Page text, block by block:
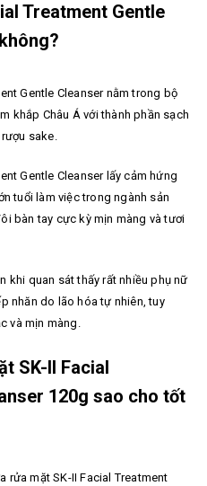
Treatment Gentle
Gentle Cleanser nằm trong bộ
khắp Châu Á với thành phần sạch
sake.
Gentle Cleanser lấy cảm hứng
tuổi làm việc trong ngành sản
bàn tay cực kỳ mịn màng và tươi
khi quan sát thấy rất nhiều phụ nữ
nhăn do lão hóa tự nhiên, tuy
và mịn màng.
SK-II Facial
120g sao cho tốt
rửa mặt SK-II Facial Treatment